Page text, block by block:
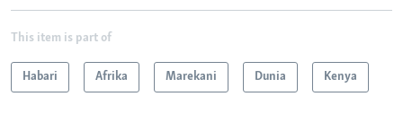
This item is part of
Habari Afrika Marekani Dunia Kenya